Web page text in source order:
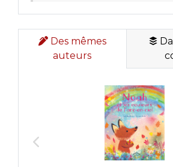
Des mêmes
auteurs